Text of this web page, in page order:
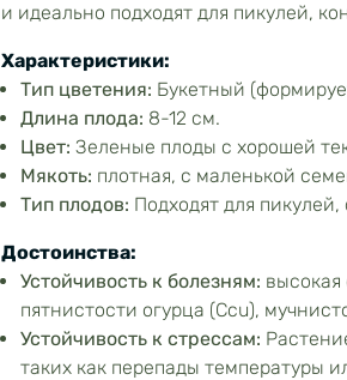
и идеально подходят для пикулей,
Характеристики:
Тип цветения: Букетный
Длина плода: 8-12 см.
Цвет: Зеленые плоды с хорошей
Мякоть: плотная, с маленькой
Тип плодов: Подходят для
Достоинства:
Устойчивость к болезням: высокая
пятнистости огурца (Ccu),
Устойчивость к стрессам:
таких как перепады температуры